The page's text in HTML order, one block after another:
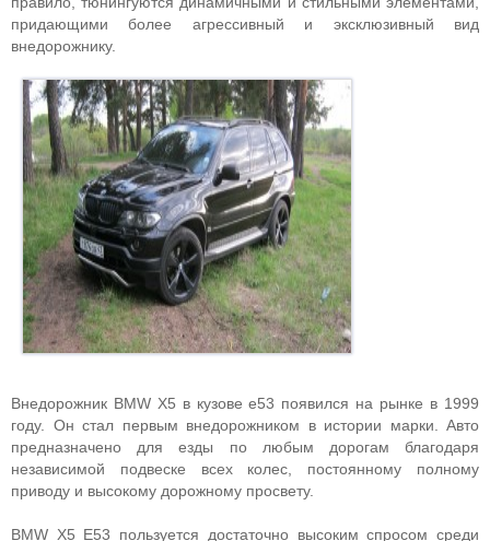
придающими более агрессивный и эксклюзивный вид
внедорожнику.
Внедорожник BMW X5 в кузове e53 появился на рынке в 1999
году. Он стал первым внедорожником в истории марки. Авто
предназначено для езды по любым дорогам благодаря
независимой подвеске всех колес, постоянному полному
приводу и высокому дорожному просвету.
BMW X5 E53 пользуется достаточно высоким спросом среди